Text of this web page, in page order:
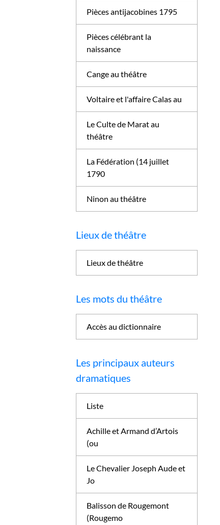
Pièces antijacobines 1795
Pièces célébrant la
naissance
Cange au théâtre
Voltaire et l'affaire Calas au
Le Culte de Marat au
théâtre
La Fédération (14 juillet
1790
Ninon au théâtre
Lieux de théâtre
Lieux de théâtre
Les mots du théâtre
Accès au dictionnaire
Les principaux auteurs
dramatiques
Liste
Achille et Armand d’Artois
(ou
Le Chevalier Joseph Aude et
Jo
Balisson de Rougemont
(Rougemo